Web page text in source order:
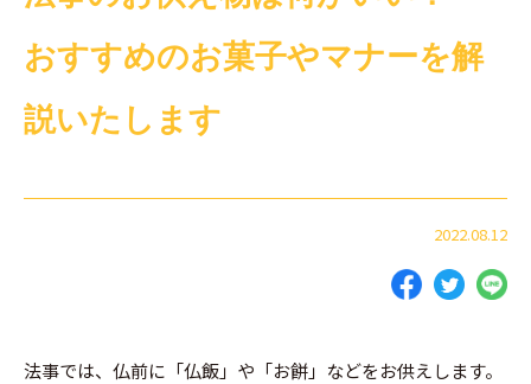
おすすめのお菓子やマナーを解
説いたします
2022.08.12
法事では、仏前に「仏飯」や「お餅」などをお供えします。